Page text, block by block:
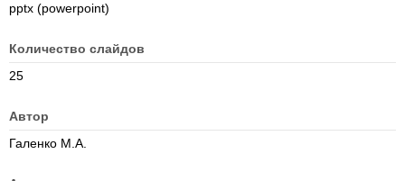
pptx (powerpoint)
Количество слайдов
25
Автор
Галенко М.А.